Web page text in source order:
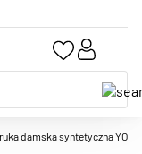
damska syntetyczna